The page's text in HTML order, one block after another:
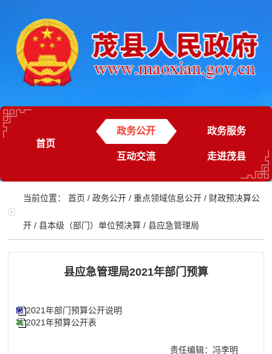
首页
政务公开 政务服务
互动交流 走进茂县
当前位置：首页 /政务公开 /重点领域信息公开 / 财政预决算公
开 /县本级（部门）单位预决算 /县应急管理局
县应急管理局2021年部门预算
2021年部门预算公开说明
2021年预算公开表
责任编辑：冯李明